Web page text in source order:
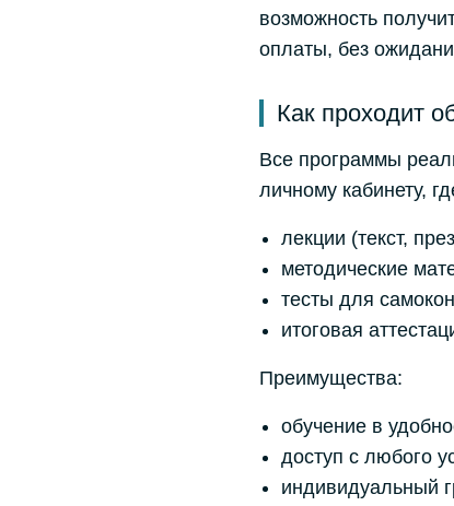
возможность
оплаты, без
Как проходит
Все программы
личному кабинету,
лекции (текст,
методические
тесты для
итоговая
Преимущества:
обучение в
доступ с любого
индивидуальный